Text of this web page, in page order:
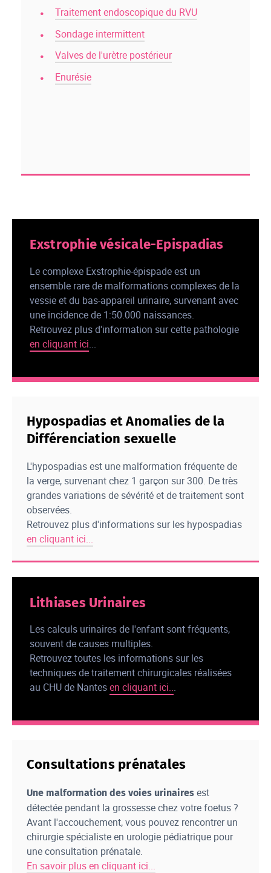
Traitement endoscopique du RVU
Sondage intermittent
Valves de l'urètre postérieur
Enurésie
Exstrophie vésicale-Epispadias
Le complexe Exstrophie-épispade est un
ensemble rare de malformations complexes de la
vessie et du bas-appareil urinaire, survenant avec
une incidence de 1:50.000 naissances.
Retrouvez plus d'information sur cette pathologie
en cliquant ici...
Hypospadias et Anomalies de la
Différenciation sexuelle
L'hypospadias est une malformation fréquente de
la verge, survenant chez 1 garçon sur 300. De très
grandes variations de sévérité et de traitement sont
observées.
Retrouvez plus d'informations sur les hypospadias
en cliquant ici...
Lithiases Urinaires
Les calculs urinaires de l'enfant sont fréquents,
souvent de causes multiples.
Retrouvez toutes les informations sur les
techniques de traitement chirurgicales réalisées
au CHU de Nantesen cliquant ici...
Consultations prénatales
Une malformation des voies urinaires est
détectée pendant la grossesse chez votre foetus ?
Avant l'accouchement, vous pouvez rencontrer un
chirurgie spécialiste en urologie pédiatrique pour
une consultation prénatale.
En savoir plus en cliquant ici...